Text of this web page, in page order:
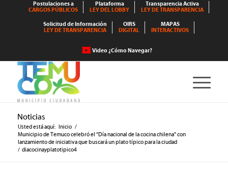
Postulaciones a
CARGOS PÚBLICOS
Plataforma
LEY DEL LOBBY
Transparencia Activa
LEY DE TRANSPARENCIA
Solicitud de Información
LEY DE TRANSPARENCIA
OIRS
DIGITAL
MAPAS
INTERACTIVOS
Video ¿Cómo Navegar?
Noticias
Usted está aquí: Inicio /
Municipio de Temuco celebró el “Día nacional de la cocina chilena” con
lanzamiento de iniciativa que buscará un plato típico para la ciudad
/ diacocinayplatotipico4